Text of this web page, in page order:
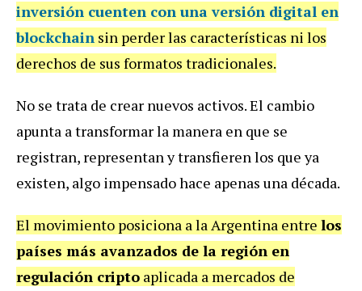
inversión cuenten con una versión digital en
blockchain sin perder las características ni los
derechos de sus formatos tradicionales.
No se trata de crear nuevos activos. El cambio
apunta a transformar la manera en que se
registran, representan y transfieren los que ya
existen, algo impensado hace apenas una década.
El movimiento posiciona a la Argentina entre los
países más avanzados de la región en
regulación cripto aplicada a mercados de